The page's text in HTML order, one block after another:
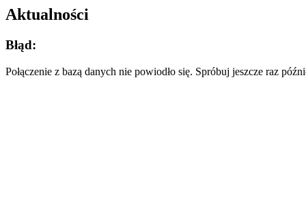
Aktualności
Błąd:
Połączenie z bazą danych nie powiodło się. Spróbuj jeszcze raz